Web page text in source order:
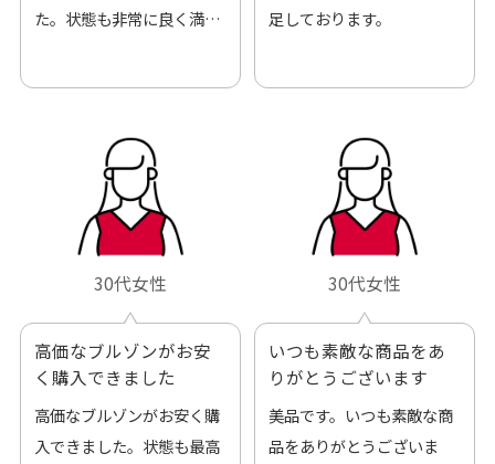
た。状態も非常に良く満足
足しております。
30代女性
高価なブルゾンがお安
く購入できました
高価なブルゾンがお安く購
入できました。状態も最高
30代女性
いつも素敵な商品をあ
りがとうございます
美品です。いつも素敵な商
品をありがとうございま